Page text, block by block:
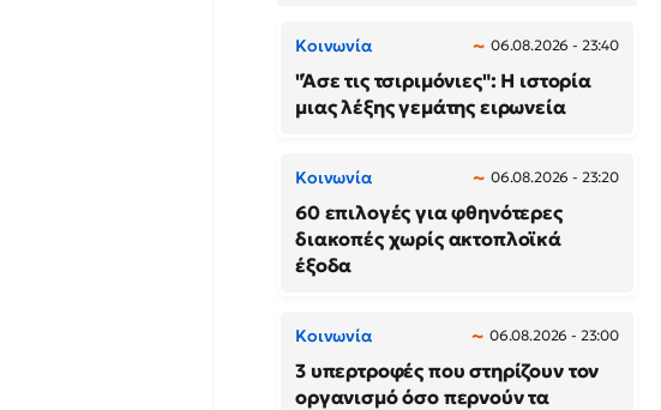
Κοινωνία 06.08.2026 - 23:40
"Άσε τις τσιριμόνιες": Η ιστορία
μιας λέξης γεμάτης ειρωνεία
Κοινωνία 06.08.2026 - 23:20
60 επιλογές για φθηνότερες
διακοπές χωρίς ακτοπλοϊκά
έξοδα
Κοινωνία 06.08.2026 - 23:00
3 υπερτροφές που στηρίζουν τον
οργανισμό όσο περνούν τα